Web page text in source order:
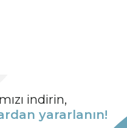
indirin,
yararlanın!